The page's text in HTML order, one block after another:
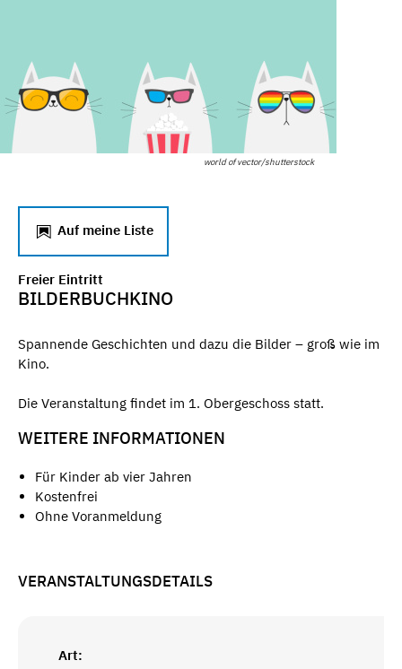
world of vector/shutterstock
Auf meine Liste
Freier Eintritt
BILDERBUCHKINO
Spannende Geschichten und dazu die Bilder – groß wie im
Kino.
Die Veranstaltung findet im 1. Obergeschoss statt.
WEITERE INFORMATIONEN
Für Kinder ab vier Jahren
Kostenfrei
Ohne Voranmeldung
VERANSTALTUNGSDETAILS
Art: